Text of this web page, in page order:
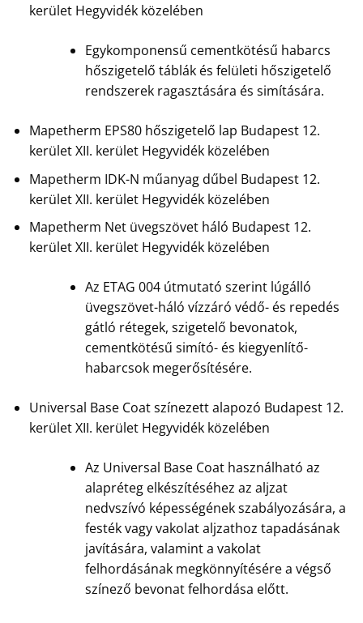
kerület Hegyvidék közelében
Egykomponensű cementkötésű habarcs
hőszigetelő táblák és felületi hőszigetelő
rendszerek ragasztására és simítására.
Mapetherm EPS80 hőszigetelő lap Budapest 12.
kerület XII. kerület Hegyvidék közelében
Mapetherm IDK-N műanyag dűbel Budapest 12.
kerület XII. kerület Hegyvidék közelében
Mapetherm Net üvegszövet háló Budapest 12.
kerület XII. kerület Hegyvidék közelében
Az ETAG 004 útmutató szerint lúgálló
üvegszövet-háló vízzáró védő- és repedés
gátló rétegek, szigetelő bevonatok,
cementkötésű simító- és kiegyenlítő-
habarcsok megerősítésére.
Universal Base Coat színezett alapozó Budapest 12.
kerület XII. kerület Hegyvidék közelében
Az Universal Base Coat használható az
alapréteg elkészítéséhez az aljzat
nedvszívó képességének szabályozására, a
festék vagy vakolat aljzathoz tapadásának
javítására, valamint a vakolat
felhordásának megkönnyítésére a végső
színező bevonat felhordása előtt.